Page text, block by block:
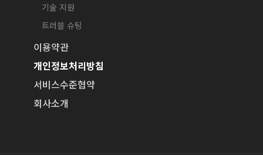
기술 지원
트러블 슈팅
이용약관
개인정보처리방침
서비스수준협약
회사소개